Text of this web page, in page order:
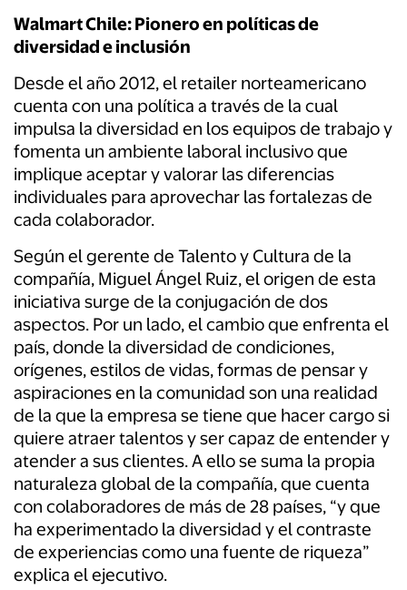
Walmart Chile: Pionero en políticas de
diversidad e inclusión
Desde el año 2012, el retailer norteamericano
cuenta con una política a través de la cual
impulsa la diversidad en los equipos de trabajo y
fomenta un ambiente laboral inclusivo que
implique aceptar y valorar las diferencias
individuales para aprovechar las fortalezas de
cada colaborador.
Según el gerente de Talento y Cultura de la
compañía, Miguel Ángel Ruiz, el origen de esta
iniciativa surge de la conjugación de dos
aspectos. Por un lado, el cambio que enfrenta el
país, donde la diversidad de condiciones,
orígenes, estilos de vidas, formas de pensar y
aspiraciones en la comunidad son una realidad
de la que la empresa se tiene que hacer cargo si
quiere atraer talentos y ser capaz de entender y
atender a sus clientes. A ello se suma la propia
naturaleza global de la compañía, que cuenta
con colaboradores de más de 28 países, “y que
ha experimentado la diversidad y el contraste
de experiencias como una fuente de riqueza”
explica el ejecutivo.